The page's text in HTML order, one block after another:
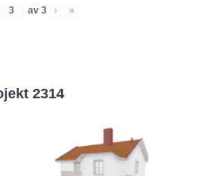
av 3 › »
2314